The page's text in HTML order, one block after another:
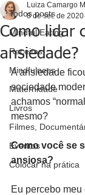
Todos posts
Mindful Eating
Receitas
Mindfulness
Maternidade
Livros
Filmes,
Eventos
Colocar na prática
Como lidar
ansiedade?
Luiza Camargo
8 de set. de 2020
A ansiedade
sociedade
achamos
mesmo?
Como você se
ansiosa?
Eu percebo